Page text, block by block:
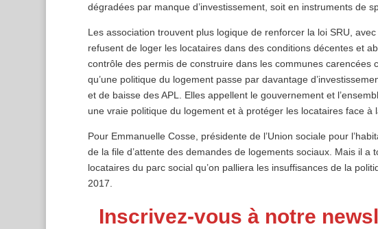
dégradées par manque d’investissement, soit en instruments de
Les association trouvent plus logique de renforcer la loi SRU,
refusent de loger les locataires dans des conditions décentes et
contrôle des permis de construire dans les communes carencées
qu’une politique du logement passe par davantage
et de baisse des APL. Elles appellent le gouvernement et
une vraie politique du logement et à protéger les locataires face à
Pour Emmanuelle Cosse, présidente de l’Union sociale pour
de la file d’attente des demandes de logements sociaux. Mais il a
locataires du parc social qu’on palliera les insuffisances de la
2017.
Inscrivez-vous à notre